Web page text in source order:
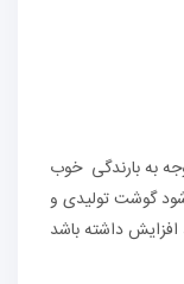
به بارندگی خوب
گوشت تولیدی و
عشایر شمال استان 25 درصد افزایش داشته باشد